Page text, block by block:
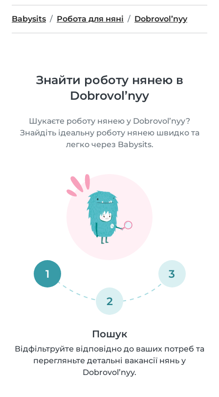
Babysits Робота для няні Dobrovol’nyy
Знайти роботу нянею в
Dobrovol’nyy
Шукаєте роботу нянею у Dobrovol’nyy?
Знайдіть ідеальну роботу нянею швидко та
легко через Babysits.
1
2
3
Пошук
Відфільтруйте відповідно до ваших потреб та
перегляньте детальні вакансії нянь у
Dobrovol’nyy.